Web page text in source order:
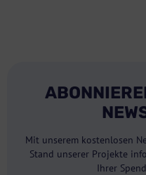
Mit unserem kostenlosen
Stand unserer Projekte
Ihrer